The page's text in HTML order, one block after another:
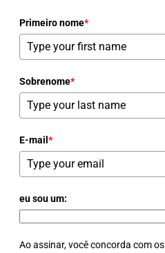
Primeiro nome*
Sobrenome*
E-mail *
eu sou um:
Ao assinar, você concorda com os